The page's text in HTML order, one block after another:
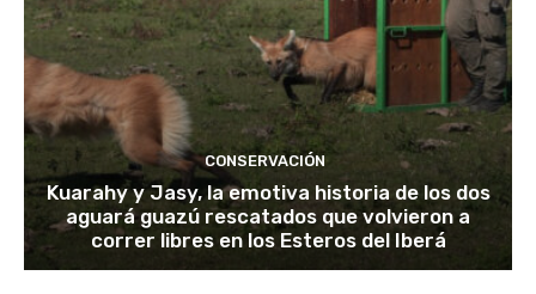
CONSERVACIÓN
Kuarahy y Jasy, la emotiva historia de los dos
aguará guazú rescatados que volvieron a
correr libres en los Esteros del Iberá